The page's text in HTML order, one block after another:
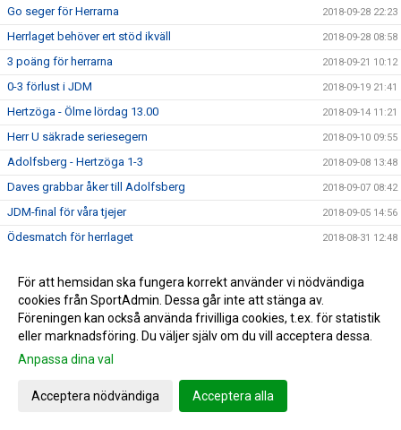
Go seger för Herrarna 2018-09-28 22:23
Herrlaget behöver ert stöd ikväll 2018-09-28 08:58
3 poäng för herrarna 2018-09-21 10:12
0-3 förlust i JDM 2018-09-19 21:41
Hertzöga - Ölme lördag 13.00 2018-09-14 11:21
Herr U säkrade seriesegern 2018-09-10 09:55
Adolfsberg - Hertzöga 1-3 2018-09-08 13:48
Daves grabbar åker till Adolfsberg 2018-09-07 08:42
JDM-final för våra tjejer 2018-09-05 14:56
Ödesmatch för herrlaget 2018-08-31 12:48
Utlottade priser från Målkronan 2018-08-20 08:33
Tung förlust för herrlaget mot FF 2018-08-18 15:00
Hertzögakronan Lördag 18/8 2018-08-13 09:19
Seger 2-1 mot Bosna 92
Mv utbildning flyttad
För att hemsidan ska fungera korrekt använder vi nödvändiga
cookies från SportAdmin. Dessa går inte att stänga av.
Föreningen kan också använda frivilliga cookies, t.ex. för statistik
eller marknadsföring. Du väljer själv om du vill acceptera dessa.
Anpassa dina val
Acceptera nödvändiga Acceptera alla